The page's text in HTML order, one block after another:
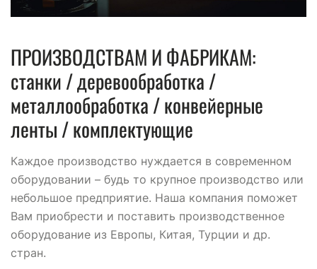
ПРОИЗВОДСТВАМ И ФАБРИКАМ:
станки / деревообработка /
металлообработка / конвейерные
ленты / комплектующие
Каждое производство нуждается в современном
оборудовании – будь то крупное производство или
небольшое предприятие. Наша компания поможет
Вам приобрести и поставить производственное
оборудование из Европы, Китая, Турции и др.
стран.